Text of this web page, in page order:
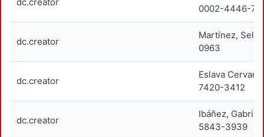
0002-4446-
dc.creator
Martínez,
0963
dc.creator
Eslava
7420-3412
dc.creator
Ibáñez,
5843-3939